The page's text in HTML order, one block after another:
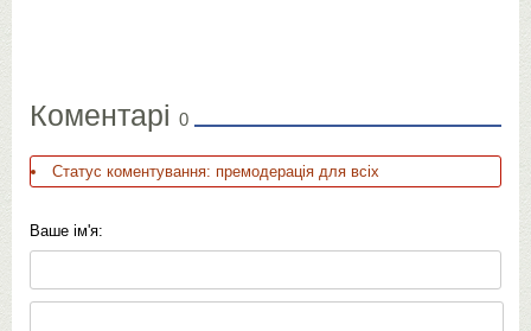
Коментарі 0
Статус коментування: премодерація для всіх
Ваше ім'я: